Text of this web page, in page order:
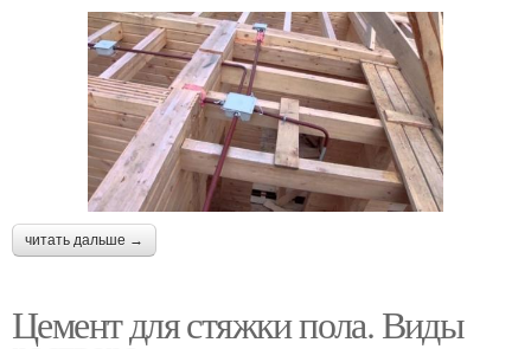
читать дальше →
Цемент для стяжки пола. Виды